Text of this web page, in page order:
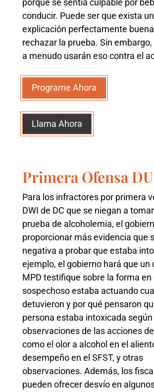
porque se sentía culpable por
conducir. Puede ser que exista
explicación perfectamente
rechazar la prueba. Sin
a menudo usarán eso contra el
Programe Ahora
Llama Ahora
Primera Ofensa
Para los infractores por primera
DWI de DC que se niegan a
prueba de alcoholemia, el
proporcionar más evidencia que
negativa a probar que estaba
ejemplo, el gobierno hará que un
MPD testifique sobre la forma en
sospechoso estaba actuando
detuvieron y por qué pensaron
persona estaba intoxicada
observaciones de las acciones
como el olor a alcohol en el
desempeño en el SFST, y otras
observaciones. Además, los
pueden ofrecer desvío en